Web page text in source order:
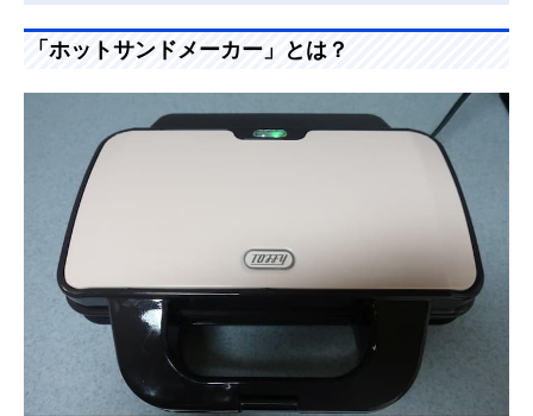
「ホットサンドメーカー」とは？